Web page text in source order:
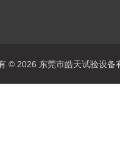
© 2026 东莞市皓天试验设